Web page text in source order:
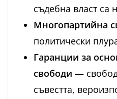
съдебна власт са
Многопартийна
политически
Гаранции за
свободи —
съвестта,